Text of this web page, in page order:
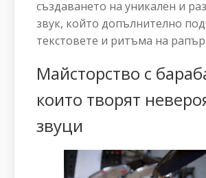
създаването на уникален и
звук, който допълнително
текстовете и ритъма на
Майсторство с
които творят
звуци